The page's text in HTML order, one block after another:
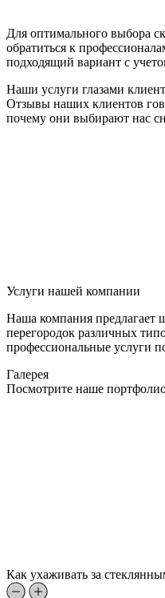
Для оптимального выбора
обратиться к
подходящий вариант с
Наши услуги глазами
Отзывы наших клиентов
почему они выбирают нас
Услуги нашей компании
Наша компания предлагает
перегородок различных
профессиональные услуги
Галерея
Посмотрите наше
Как ухаживать за